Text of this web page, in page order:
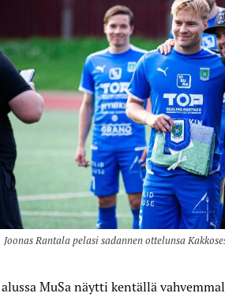
Joonas Rantala pelasi sadannen ottelunsa
MuSa näytti kentällä